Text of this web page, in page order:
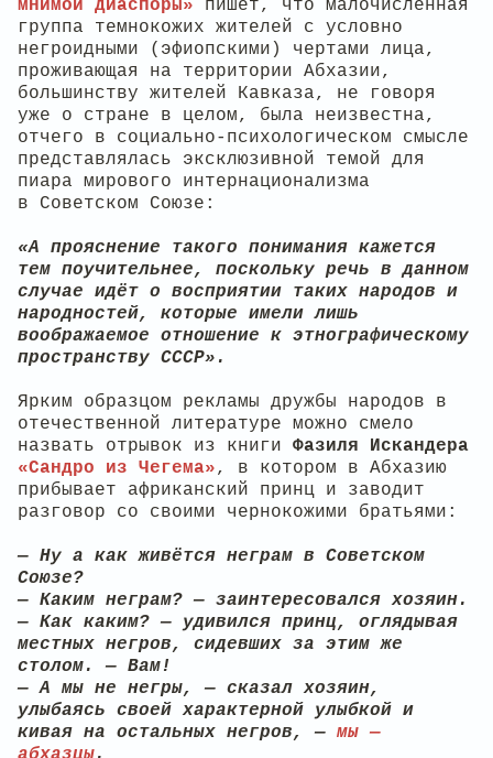
мнимой диаспоры» пишет, что малочисленная
группа темнокожих жителей с условно
негроидными (эфиопскими) чертами лица,
проживающая на территории Абхазии,
большинству жителей Кавказа, не говоря
уже о стране в целом, была неизвестна,
отчего в социально-психологическом смысле
представлялась эксклюзивной темой для
пиара мирового интернационализма
в Советском Союзе:
«А прояснение такого понимания кажется
тем поучительнее, поскольку речь в данном
случае идёт о восприятии таких народов и
народностей, которые имели лишь
воображаемое отношение к этнографическому
пространству СССР».
Ярким образцом рекламы дружбы народов в
отечественной литературе можно смело
назвать отрывок из книги Фазиля Искандера
«Сандро из Чегема», в котором в Абхазию
прибывает африканский принц и заводит
разговор со своими чернокожими братьями:
— Ну а как живётся неграм в Советском
Союзе?
— Каким неграм? — заинтересовался хозяин.
— Как каким? — удивился принц, оглядывая
местных негров, сидевших за этим же
столом. — Вам!
— А мы не негры, — сказал хозяин,
улыбаясь своей характерной улыбкой и
кивая на остальных негров, — мы —